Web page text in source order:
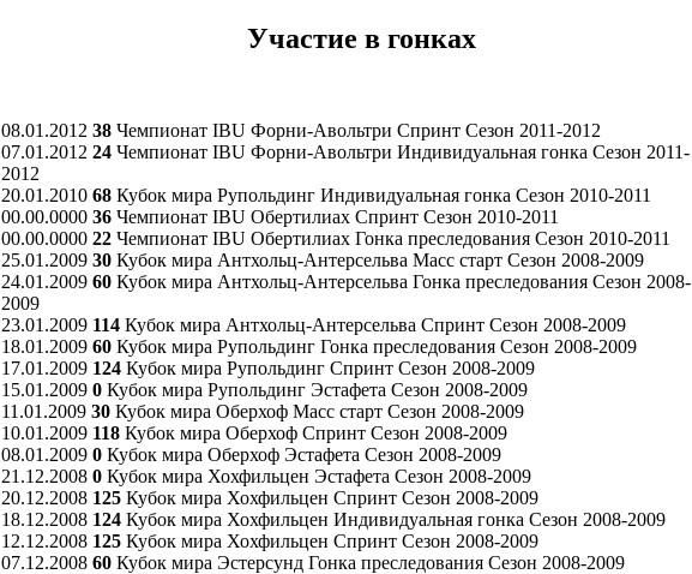
Участие в гонках
08.01.2012 38 Чемпионат IBU Форни-Авольтри Спринт Сезон 2011-2012
07.01.2012 24 Чемпионат IBU Форни-Авольтри Индивидуальная гонка Сезон 2011-
2012
20.01.2010 68 Кубок мира Рупольдинг Индивидуальная гонка Сезон 2010-2011
00.00.0000 36 Чемпионат IBU Обертилиах Спринт Сезон 2010-2011
00.00.0000 22 Чемпионат IBU Обертилиах Гонка преследования Сезон 2010-2011
25.01.2009 30 Кубок мира Антхольц-Антерсельва Масс старт Сезон 2008-2009
24.01.2009 60 Кубок мира Антхольц-Антерсельва Гонка преследования Сезон 2008-
2009
23.01.2009 114 Кубок мира Антхольц-Антерсельва Спринт Сезон 2008-2009
18.01.2009 60 Кубок мира Рупольдинг Гонка преследования Сезон 2008-2009
17.01.2009 124 Кубок мира Рупольдинг Спринт Сезон 2008-2009
15.01.2009 0 Кубок мира Рупольдинг Эстафета Сезон 2008-2009
11.01.2009 30 Кубок мира Оберхоф Масс старт Сезон 2008-2009
10.01.2009 118 Кубок мира Оберхоф Спринт Сезон 2008-2009
08.01.2009 0 Кубок мира Оберхоф Эстафета Сезон 2008-2009
21.12.2008 0 Кубок мира Хохфильцен Эстафета Сезон 2008-2009
20.12.2008 125 Кубок мира Хохфильцен Спринт Сезон 2008-2009
18.12.2008 124 Кубок мира Хохфильцен Индивидуальная гонка Сезон 2008-2009
12.12.2008 125 Кубок мира Хохфильцен Спринт Сезон 2008-2009
07.12.2008 60 Кубок мира Эстерсунд Гонка преследования Сезон 2008-2009